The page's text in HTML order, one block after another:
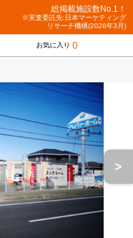
総掲載施設数No.1！
※実査委託先:日本マーケティング
リサーチ機構(2026年3月)
お気に入り 0
>